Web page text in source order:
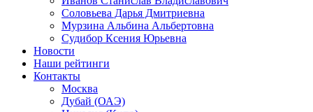
Соловьева Дарья Дмитриевна
Мурзина Альбина Альбертовна
Судибор Ксения Юрьевна
Новости
Наши рейтинги
Контакты
Москва
Дубай (ОАЭ)